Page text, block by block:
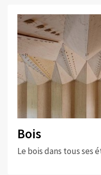
Bois
Le bois dans tous ses